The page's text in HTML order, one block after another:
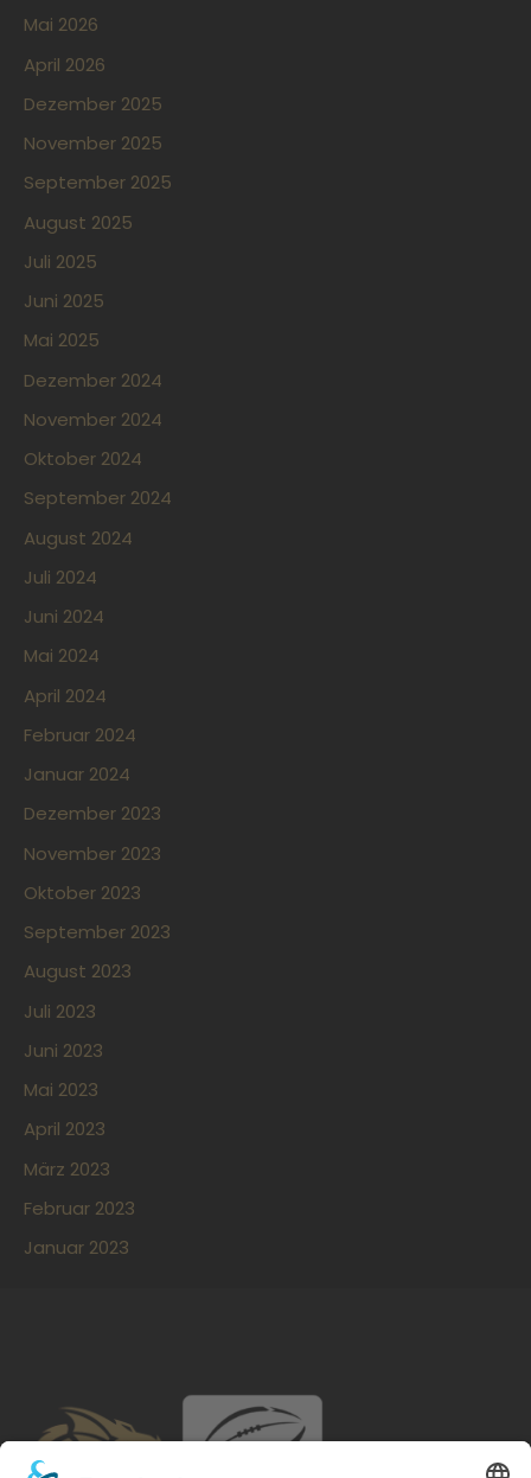
Mai 2026
April 2026
Dezember 2025
November 2025
September 2025
August 2025
Juli 2025
Juni 2025
Mai 2025
Dezember 2024
November 2024
Oktober 2024
September 2024
August 2024
Juli 2024
Juni 2024
Mai 2024
April 2024
Februar 2024
Januar 2024
Dezember 2023
November 2023
Oktober 2023
September 2023
August 2023
Juli 2023
Juni 2023
Mai 2023
April 2023
März 2023
Februar 2023
Januar 2023